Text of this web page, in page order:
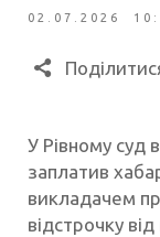
02.07.2026
У Рівному суд
заплатив
викладачем
відстрочку